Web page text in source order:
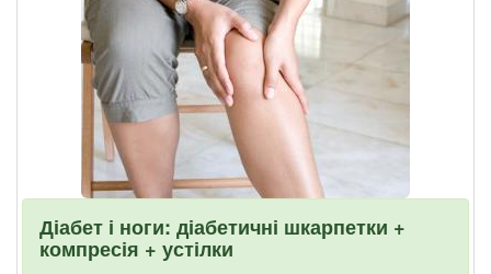
Діабет і ноги: діабетичні шкарпетки +
компресія + устілки